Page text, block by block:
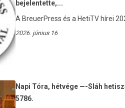
bejelentette,...
A BreuerPress és a HetiTV hírei
2026. június 16
Napi Tóra, hétvége —-Sláh
5786.